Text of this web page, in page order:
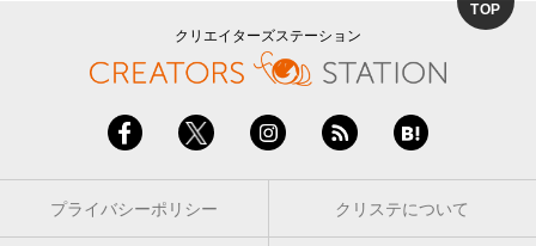
TOP
クリエイターズステーション
プライバシーポリシー クリステについて